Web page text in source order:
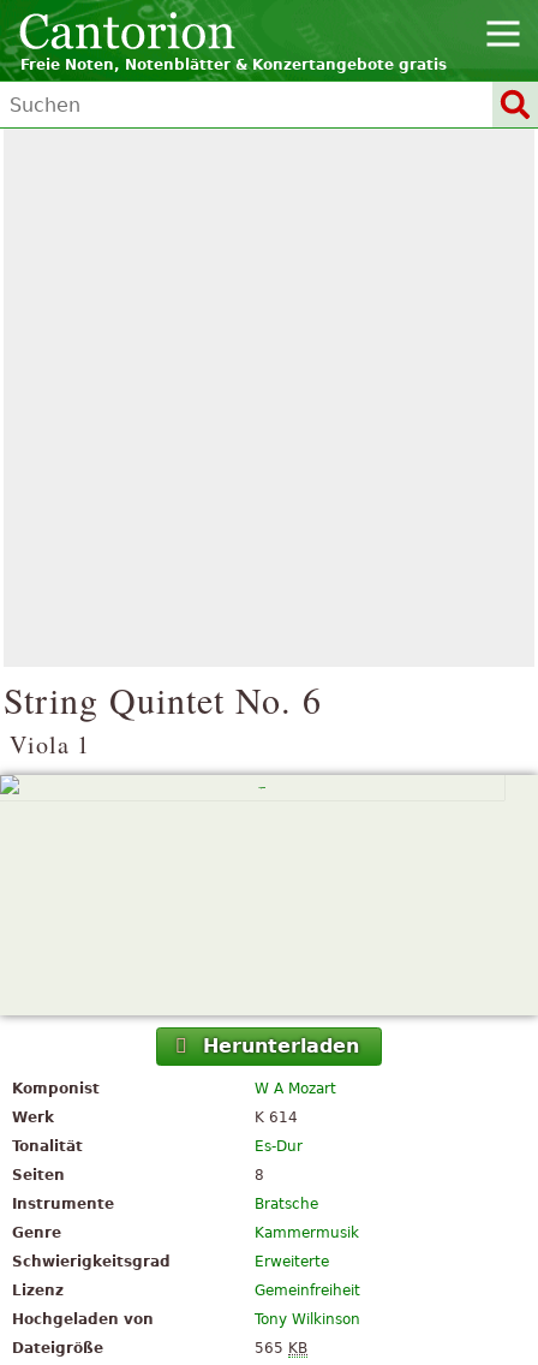
Freie Noten, Notenblätter & Konzertangebote gratis
String Quintet No. 6
Viola 1
Herunterladen
Komponist
W A Mozart
Werk
K 614
Tonalität
Es-Dur
Seiten
8
Instrumente
Bratsche
Genre
Kammermusik
Schwierigkeitsgrad
Erweiterte
Lizenz
Gemeinfreiheit
Hochgeladen von
Tony Wilkinson
Dateigröße
565 KB